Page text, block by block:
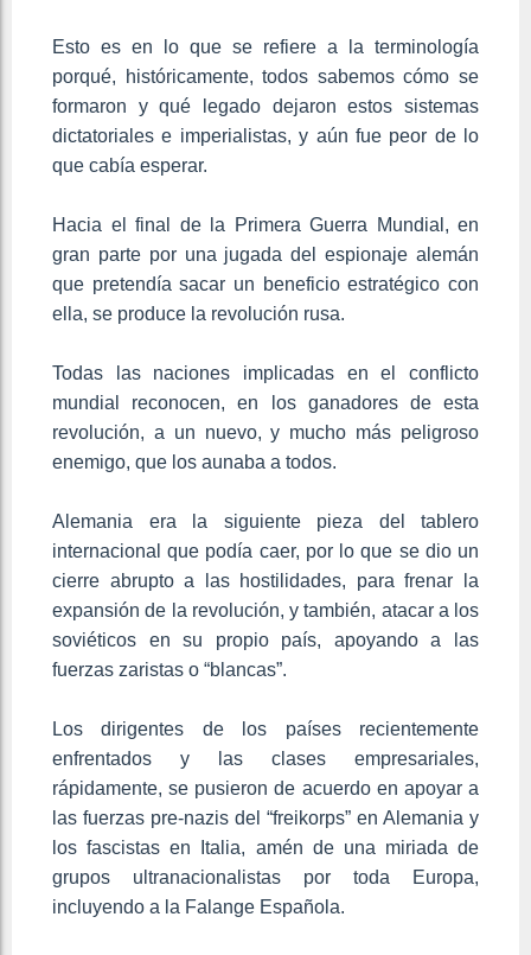
Esto es en lo que se refiere a la terminología
porqué, históricamente, todos sabemos cómo se
formaron y qué legado dejaron estos sistemas
dictatoriales e imperialistas, y aún fue peor de lo
que cabía esperar.
Hacia el final de la Primera Guerra Mundial, en
gran parte por una jugada del espionaje alemán
que pretendía sacar un beneficio estratégico con
ella, se produce la revolución rusa.
Todas las naciones implicadas en el conflicto
mundial reconocen, en los ganadores de esta
revolución, a un nuevo, y mucho más peligroso
enemigo, que los aunaba a todos.
Alemania era la siguiente pieza del tablero
internacional que podía caer, por lo que se dio un
cierre abrupto a las hostilidades, para frenar la
expansión de la revolución, y también, atacar a los
soviéticos en su propio país, apoyando a las
fuerzas zaristas o “blancas”.
Los dirigentes de los países recientemente
enfrentados y las clases empresariales,
rápidamente, se pusieron de acuerdo en apoyar a
las fuerzas pre-nazis del “freikorps” en Alemania y
los fascistas en Italia, amén de una miriada de
grupos ultranacionalistas por toda Europa,
incluyendo a la Falange Española.